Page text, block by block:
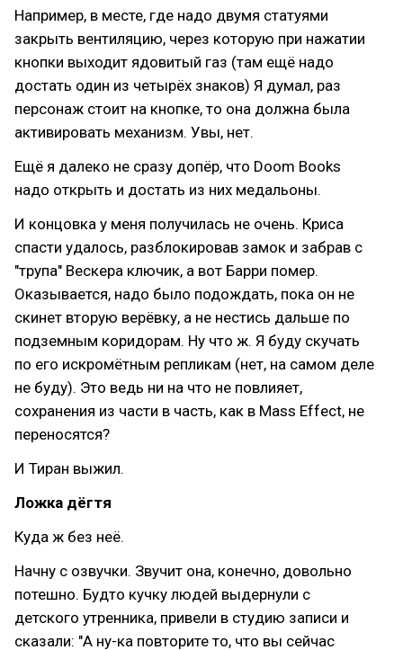
Например, в месте, где надо двумя статуями
закрыть вентиляцию, через которую при нажатии
кнопки выходит ядовитый газ (там ещё надо
достать один из четырёх знаков) Я думал, раз
персонаж стоит на кнопке, то она должна была
активировать механизм. Увы, нет.
Ещё я далеко не сразу допёр, что Doom Books
надо открыть и достать из них медальоны.
И концовка у меня получилась не очень. Криса
спасти удалось, разблокировав замок и забрав с
"трупа" Вескера ключик, а вот Барри помер.
Оказывается, надо было подождать, пока он не
скинет вторую верёвку, а не нестись дальше по
подземным коридорам. Ну что ж. Я буду скучать
по его искромётным репликам (нет, на самом деле
не буду). Это ведь ни на что не повлияет,
сохранения из части в часть, как в Mass Effect, не
переносятся?
И Тиран выжил.
Ложка дёгтя
Куда ж без неё.
Начну с озвучки. Звучит она, конечно, довольно
потешно. Будто кучку людей выдернули с
детского утренника, привели в студию записи и
сказали: "А ну-ка повторите то, что вы сейчас